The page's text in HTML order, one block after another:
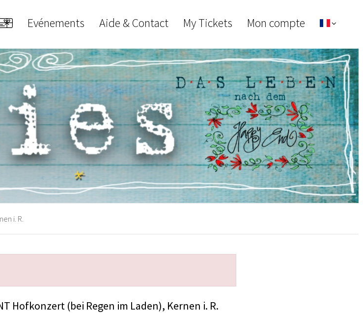
Evénements Aide & Contact My Tickets Mon compte
i. R.
Hofkonzert (bei Regen im Laden), Kernen i. R.